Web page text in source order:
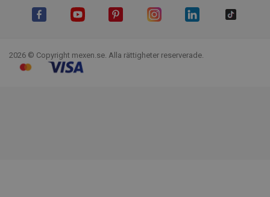
2026 © Copyright mexen.se. Alla rättigheter reserverade.